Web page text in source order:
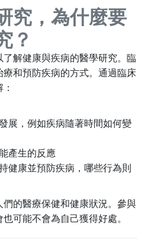
究，為什麼要
？
解健康與疾病的醫學研究。臨
療和預防疾病的方式。通過臨床
展，例如疾病隨著時間如何變
產生的反應
健康並預防疾病，哪些行為則
的醫療保健和健康狀況。參與
可能不會為自己獲得好處。